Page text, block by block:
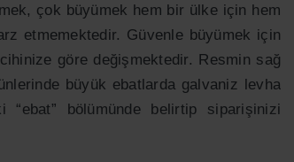
çok büyümek hem bir ülke için hem
etmemektedir. Güvenle büyümek için
göre değişmektedir. Resmin sağ
büyük ebatlarda galvaniz levha
bölümünde belirtip siparişinizi